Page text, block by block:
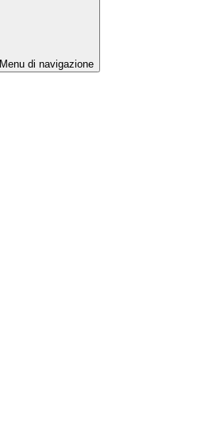
Menu di navigazione